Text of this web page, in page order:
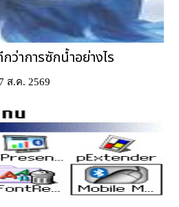
ว่าการซักน้ำอย่างไร
7 ส.ค. 2569